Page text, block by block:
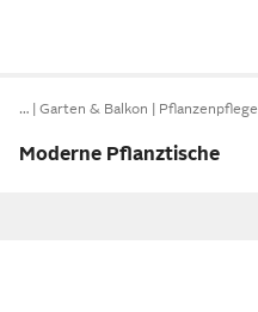
… Garten & Balkon Pflanzenpflege
Moderne Pflanztische